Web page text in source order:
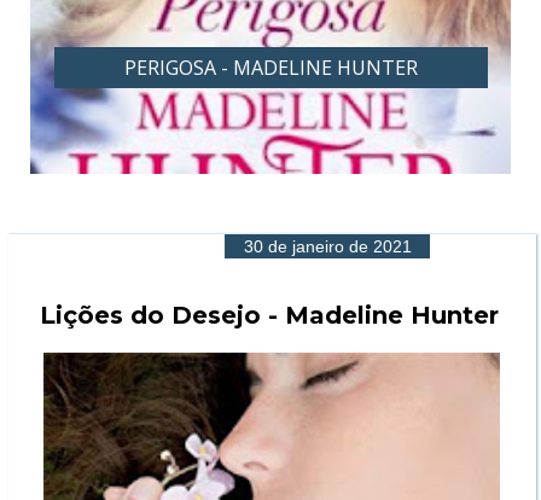
PERIGOSA - MADELINE HUNTER
30 de janeiro de 2021
Lições do Desejo - Madeline Hunter